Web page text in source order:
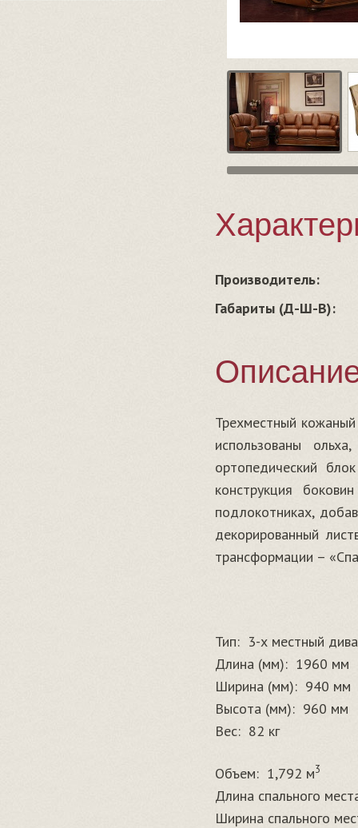
Производитель:
Габариты (Д-Ш-В):
Трехместный
использованы
ортопедический
конструкция
подлокотниках,
декорированный
трансформации –
Тип: 3-х местный
Длина (мм): 1960 мм
Ширина (мм): 940 мм
Высота (мм): 960 мм
Вес: 82 кг
Объем: 1,792 м3
Длина спального
Ширина спального